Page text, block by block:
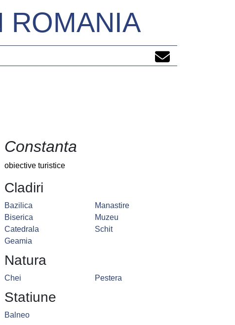
ROMANIA
Constanta
obiective turistice
Cladiri
Bazilica
Biserica
Catedrala
Geamia
Manastire
Muzeu
Schit
Natura
Chei Pestera
Statiune
Balneo